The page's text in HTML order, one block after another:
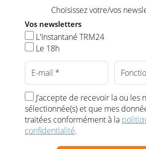
Choisissez votre/vos
Vos newsletters
L'Instantané TRM24
Le 18h
J’accepte de recevoir la ou les
sélectionnée(s) et que mes
traitées conformément à la
confidentialité.